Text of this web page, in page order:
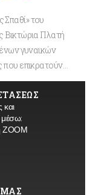
του
Βικτώρια Πλατή
γυναικών
επικρατούν…
και
μέσω:
ΖΟΟΜ
ΜΑΣ